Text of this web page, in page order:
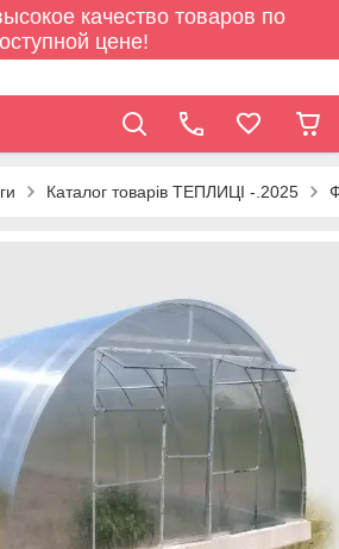
качество товаров по
цене!
Каталог товарів ТЕПЛИЦІ -.2025